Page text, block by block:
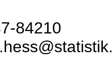
84210